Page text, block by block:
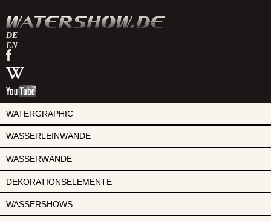
DE
EN
watershow
auf
facebook
watershow
bei
wikipedia
watershow
youtube
WATERGRAPHIC
WASSERLEINWÄNDE
WASSERWÄNDE
DEKORATIONSELEMENTE
WASSERSHOWS